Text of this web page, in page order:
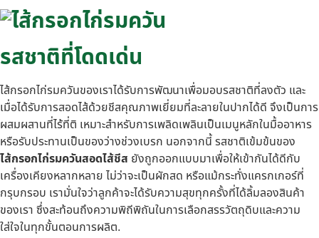
รสชาติที่โดดเด่น
ไส้กรอกไก่รมควันของเราได้รับการพัฒนาเพื่อมอบรสชาติที่ลงตัว และ
เมื่อได้รับการสอดไส้ด้วยชีสคุณภาพเยี่ยมที่ละลายในปากได้ดี จึงเป็นการ
ผสมผสานที่ไร้ที่ติ เหมาะสำหรับการเพลิดเพลินเป็นเมนูหลักในมื้ออาหาร
หรือรับประทานเป็นของว่างช่วงเบรก นอกจากนี้ รสชาติเข้มข้นของ
ไส้กรอกไก่รมควันสอดไส้ชีส ยังถูกออกแบบมาเพื่อให้เข้ากันได้ดีกับ
เครื่องเคียงหลากหลาย ไม่ว่าจะเป็นผักสด หรือแม้กระทั่งแครกเกอร์ที่
กรุบกรอบ เรามั่นใจว่าลูกค้าจะได้รับความสุขทุกครั้งที่ได้ลิ้มลองสินค้า
ของเรา ซึ่งสะท้อนถึงความพิถีพิถันในการเลือกสรรวัตถุดิบและความ
ใส่ใจในทุกขั้นตอนการผลิต.